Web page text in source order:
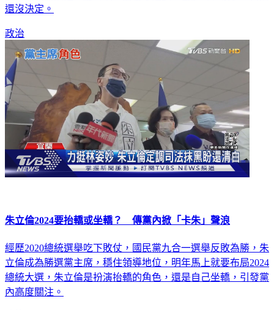
還沒決定。
政治
朱立倫2024要抬轎或坐轎？ 傳黨內掀「卡朱」聲浪
經歷2020總統選舉吃下敗仗，國民黨九合一選舉反敗為勝，朱
立倫成為勝選黨主席，穩住領導地位，明年馬上就要布局2024
總統大選，朱立倫是扮演抬轎的角色，還是自己坐轎，引發黨
內高度關注。